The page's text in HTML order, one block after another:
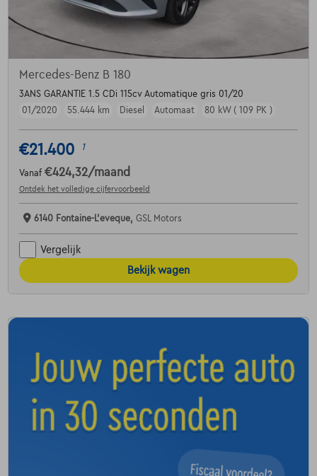
Mercedes-Benz B 180
3ANS GARANTIE 1.5 CDi 115cv Automatique gris 01/20
01/2020
55.444 km Diesel Automaat 80 kW ( 109 PK )
€21.400 1
Vanaf €424,32/maand
Ontdek het volledige cijfervoorbeeld
6140 Fontaine-L'eveque, GSL Motors
Vergelijk
Bekijk wagen